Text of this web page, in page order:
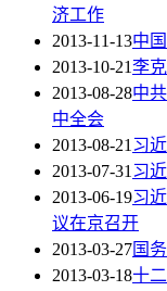
济工作
2013-11-13中
2013-10-21李
2013-08-28中
中全会
2013-08-21习
2013-07-31习
2013-06-19习
议在京召开
2013-03-27国
2013-03-18十